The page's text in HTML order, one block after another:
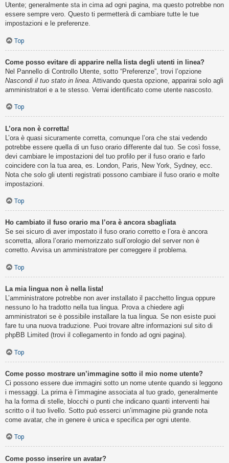
Utente; generalmente sta in cima ad ogni pagina, ma questo potrebbe non
essere sempre vero. Questo ti permetterà di cambiare tutte le tue
impostazioni e le preferenze.
Top
Come posso evitare di apparire nella lista degli utenti in linea?
Nel Pannello di Controllo Utente, sotto “Preferenze”, trovi l’opzione
Nascondi il tuo stato in linea . Attivando questa opzione, apparirai solo agli
amministratori e a te stesso. Verrai identificato come utente nascosto.
Top
L’ora non è corretta!
L’ora è quasi sicuramente corretta, comunque l’ora che stai vedendo
potrebbe essere quella di un fuso orario differente dal tuo. Se così fosse,
devi cambiare le impostazioni del tuo profilo per il fuso orario e farlo
coincidere con la tua area, es. London, Paris, New York, Sydney, ecc.
Nota che solo gli utenti registrati possono cambiare il fuso orario e molte
impostazioni.
Top
Ho cambiato il fuso orario ma l’ora è ancora sbagliata
Se sei sicuro di aver impostato il fuso orario corretto e l’ora è ancora
scorretta, allora l’orario memorizzato sull’orologio del server non è
corretto. Avvisa un amministratore per correggere il problema.
Top
La mia lingua non è nella lista!
L’amministratore potrebbe non aver installato il pacchetto lingua oppure
nessuno lo ha tradotto nella tua lingua. Prova a chiedere agli
amministratori se è possibile installare la tua lingua. Se non esiste puoi
fare tu una nuova traduzione. Puoi trovare altre informazioni sul sito di
phpBB Limited (trovi il collegamento in fondo ad ogni pagina).
Top
Come posso mostrare un’immagine sotto il mio nome utente?
Ci possono essere due immagini sotto un nome utente quando si leggono
i messaggi. La prima è l’immagine associata al tuo grado, generalmente
ha la forma di stelle, blocchi o punti che indicano quanti interventi hai
scritto o il tuo livello. Sotto può esserci un’immagine più grande nota
come avatar, che in genere è unica e specifica per ogni utente.
Top
Come posso inserire un avatar?